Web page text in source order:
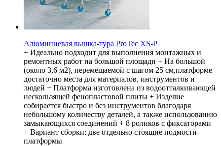
Алюминиевая вышка-тура ProTec XS-P
+ Идеально подходит для выполнения монтажных и
ремонтных работ на большой площади + На большой
(около 3,6 м2), перемещаемой с шагом 25 см,платформе
достаточно места для материалов, инструментов и
людей + Платформа изготовлена из водоотталкивающей
нескользящей фенопластовой плиты + Изделие
собирается быстро и без инструментов благодаря
небольшому количеству деталей, а также использованию
замыкающихся соединений + 8 роликов с фиксаторами
+ Вариант сборки: две отдельно стоящие подмости-
платформы